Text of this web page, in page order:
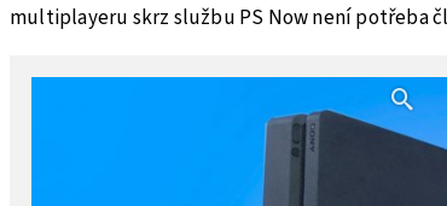
multiplayeru skrz službu PS Now není potřeba